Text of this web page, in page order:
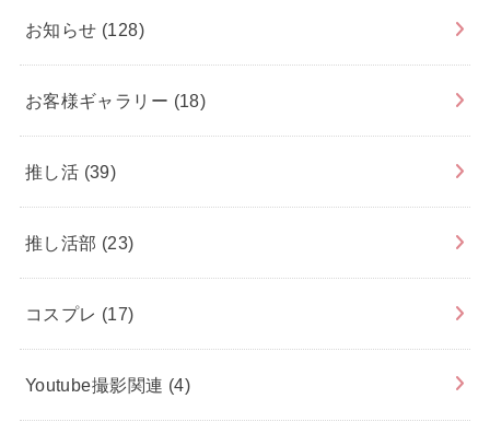
お知らせ (128)
お客様ギャラリー (18)
推し活 (39)
推し活部 (23)
コスプレ (17)
Youtube撮影関連 (4)